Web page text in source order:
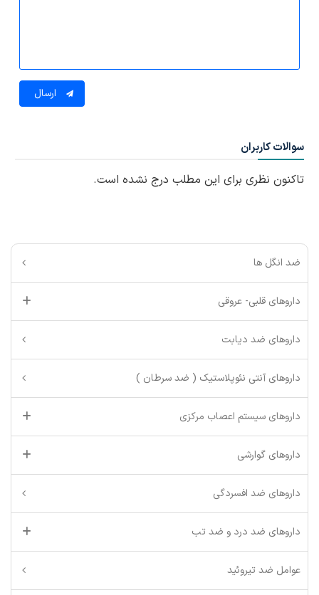
ارسال
سوالات کاربران
تاکنون نظری برای این مطلب درج نشده است.
ضد انگل ها
داروهای قلبی- عروقی
داروهای ضد دیابت
داروهای آنتی نئوپلاستیک ( ضد سرطان )
داروهای سیستم اعصاب مرکزی
داروهای گوارشی
داروهای ضد افسردگی
داروهای ضد درد و ضد تب
عوامل ضد تیروئید